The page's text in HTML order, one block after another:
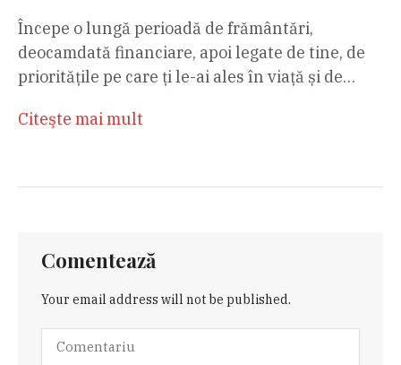
Începe o lungă perioadă de frământări,
deocamdată financiare, apoi legate de tine, de
prioritățile pe care ți le-ai ales în viață și de…
Citeşte mai mult
Comentează
Your email address will not be published.